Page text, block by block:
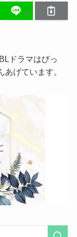
ドラマはびっ
げています。